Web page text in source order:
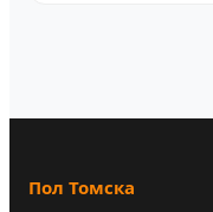
Пол Томска